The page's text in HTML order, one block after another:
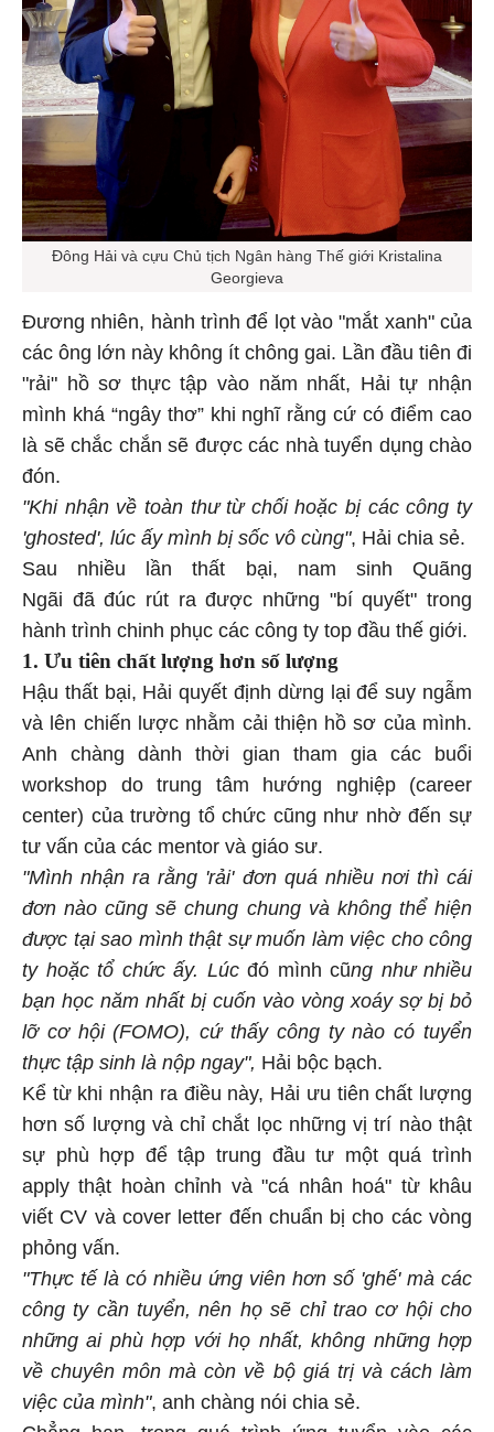
Đông Hải và cựu Chủ tịch Ngân hàng Thế giới Kristalina
Georgieva
Đương nhiên, hành trình để lọt vào "mắt xanh" của
các ông lớn này không ít chông gai. Lần đầu tiên đi
"rải" hồ sơ thực tập vào năm nhất, Hải tự nhận
mình khá “ngây thơ” khi nghĩ rằng cứ có điểm cao
là sẽ chắc chắn sẽ được các nhà tuyển dụng chào
đón.
"Khi nhận về toàn thư từ chối hoặc bị các công ty
'ghosted', lúc ấy mình bị sốc vô cùng", Hải chia sẻ.
Sau nhiều lần thất bại, nam sinh Quãng
Ngãi đã đúc rút ra được những "bí quyết" trong
hành trình chinh phục các công ty top đầu thế giới.
1. Ưu tiên chất lượng hơn số lượng
Hậu thất bại, Hải quyết định dừng lại để suy ngẫm
và lên chiến lược nhằm cải thiện hồ sơ của mình.
Anh chàng dành thời gian tham gia các buổi
workshop do trung tâm hướng nghiệp (career
center) của trường tổ chức cũng như nhờ đến sự
tư vấn của các mentor và giáo sư.
"Mình nhận ra rằng 'rải' đơn quá nhiều nơi thì cái
đơn nào cũng sẽ chung chung và không thể hiện
được tại sao mình thật sự muốn làm việc cho công
ty hoặc tổ chức ấy. Lúc đó mình cũng như nhiều
bạn học năm nhất bị cuốn vào vòng xoáy sợ bị bỏ
lỡ cơ hội (FOMO), cứ thấy công ty nào có tuyển
thực tập sinh là nộp ngay", Hải bộc bạch.
Kể từ khi nhận ra điều này, Hải ưu tiên chất lượng
hơn số lượng và chỉ chắt lọc những vị trí nào thật
sự phù hợp để tập trung đầu tư một quá trình
apply thật hoàn chỉnh và "cá nhân hoá" từ khâu
viết CV và cover letter đến chuẩn bị cho các vòng
phỏng vấn.
"Thực tế là có nhiều ứng viên hơn số 'ghế' mà các
công ty cần tuyển, nên họ sẽ chỉ trao cơ hội cho
những ai phù hợp với họ nhất, không những hợp
về chuyên môn mà còn về bộ giá trị và cách làm
việc của mình", anh chàng nói chia sẻ.